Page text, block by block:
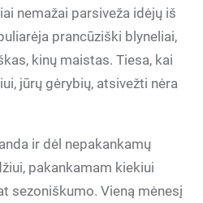
nemažai parsiveža idėjų iš
prancūziški blyneliai,
kinų maistas. Tiesa, kai
jūrų gėrybių, atsivežti nėra
ir dėl nepakankamų
pakankamam kiekiui
sezoniškumo. Vieną mėnesį